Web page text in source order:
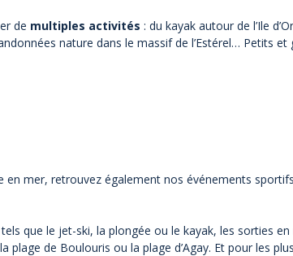
de multiples activités : du kayak autour de l’Ile d’Or
nature dans le massif de l’Estérel… Petits et
mer, retrouvez également nos événements
tels que le jet-ski, la plongée ou le kayak, les sorties
de Boulouris ou la plage d’Agay. Et pour les